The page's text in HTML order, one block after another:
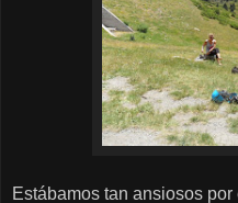
Estábamos tan ansiosos